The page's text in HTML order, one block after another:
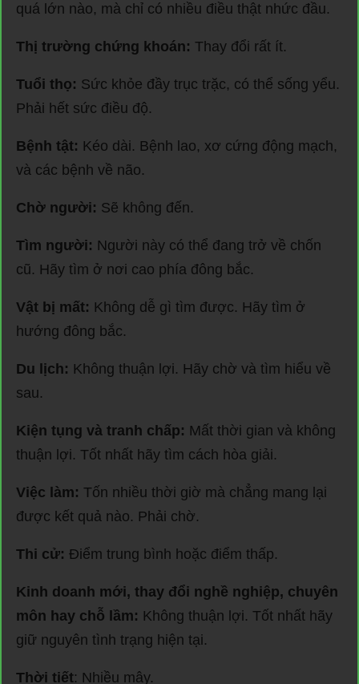
quá lớn nào, mà chỉ có nhiều điều thật nhức đầu.
Thị trường chứng khoán: Thay đổi rất ít.
Tuổi thọ: Sức khỏe đầy trục trặc, có thể sống yểu.
Phải hết sức điều độ.
Bệnh tật: Kéo dài. Bệnh lao, xơ cứng động mạch,
và các bệnh về não.
Chờ người: Sẽ không đến.
Tìm người: Người này có thể đang trở về chốn
cũ. Hãy tìm ở nơi cao phía đông bắc.
Vật bị mất: Không dễ gì tìm được. Hãy tìm ở
hướng đông bắc.
Du lịch: Không thuận lợi. Hãy chờ và tìm hiểu về
sau.
Kiện tụng và tranh chấp: Mất thời gian và không
thuận lợi. Tốt nhất hãy tìm cách hòa giải.
Việc làm: Tốn nhiều thời giờ mà chẳng mang lại
được kết quả nào. Phải chờ.
Thi cử: Điểm trung bình hoặc điểm thấp.
Kinh doanh mới, thay đổi nghề nghiệp, chuyên
môn hay chỗ lầm: Không thuận lợi. Tốt nhất hãy
giữ nguyên tình trạng hiện tại.
Thời tiết: Nhiều mây.